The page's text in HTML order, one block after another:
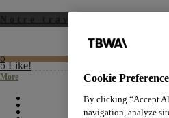
0
0 Like!
More Cookie
By clicking “Accept
navigation, analyze